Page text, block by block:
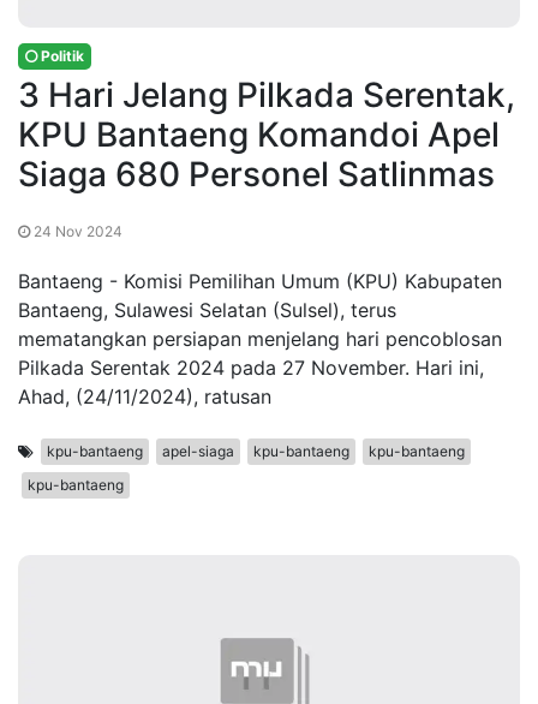
Politik
3 Hari Jelang Pilkada Serentak,
KPU Bantaeng Komandoi Apel
Siaga 680 Personel Satlinmas
24 Nov 2024
Bantaeng - Komisi Pemilihan Umum (KPU) Kabupaten
Bantaeng, Sulawesi Selatan (Sulsel), terus
mematangkan persiapan menjelang hari pencoblosan
Pilkada Serentak 2024 pada 27 November. Hari ini,
Ahad, (24/11/2024), ratusan
kpu-bantaeng apel-siaga kpu-bantaeng
kpu-bantaeng
kpu-bantaeng